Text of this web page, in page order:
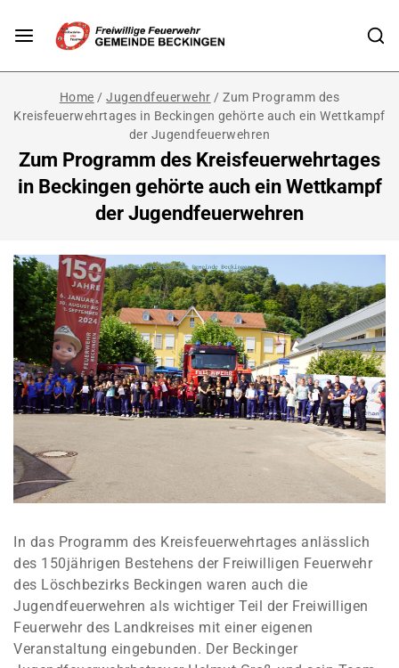
Home / Jugendfeuerwehr / Zum Programm des
Kreisfeuerwehrtages in Beckingen gehörte auch ein Wettkampf
der Jugendfeuerwehren
Zum Programm des Kreisfeuerwehrtages
in Beckingen gehörte auch ein Wettkampf
der Jugendfeuerwehren
In das Programm des Kreisfeuerwehrtages anlässlich
des 150jährigen Bestehens der Freiwilligen Feuerwehr
des Löschbezirks Beckingen waren auch die
Jugendfeuerwehren als wichtiger Teil der Freiwilligen
Feuerwehr des Landkreises mit einer eigenen
Veranstaltung eingebunden. Der Beckinger